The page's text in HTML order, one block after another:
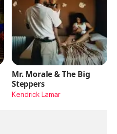
Mr. Morale & The Big
Steppers
Kendrick Lamar